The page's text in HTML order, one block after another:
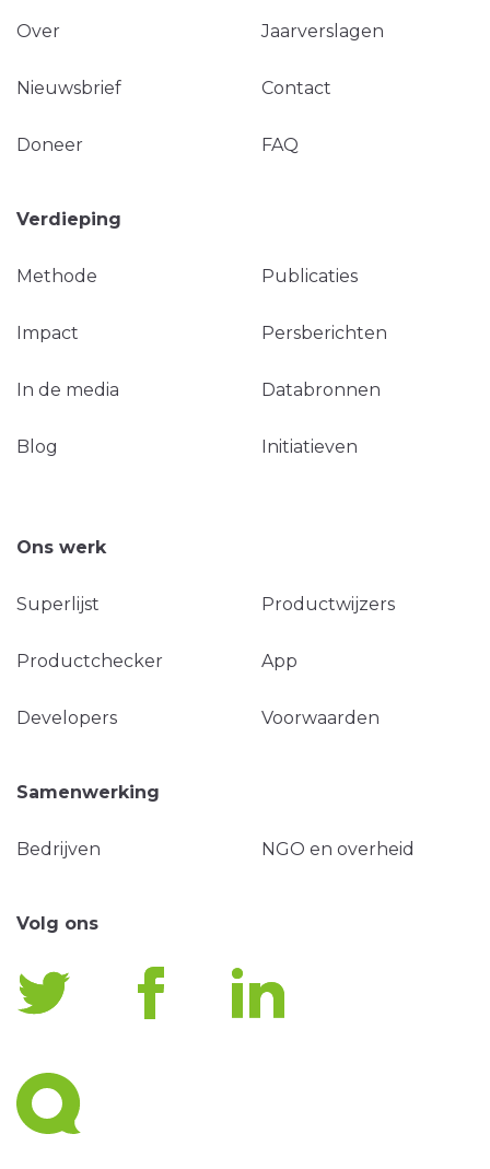
Over Jaarverslagen
Nieuwsbrief Contact
Doneer FAQ
Verdieping
Methode Publicaties
Impact Persberichten
In de media Databronnen
Blog Initiatieven
Ons werk
Superlijst Productwijzers
Productchecker App
Developers Voorwaarden
Samenwerking
Bedrijven NGO en overheid
Volg ons